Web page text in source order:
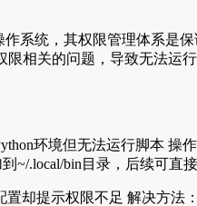
系统，其权限管理体系是
限相关的问题，导致无法
环境但无法运行脚本 操
~/.local/bin目录，后续可直
却提示权限不足 解决方法